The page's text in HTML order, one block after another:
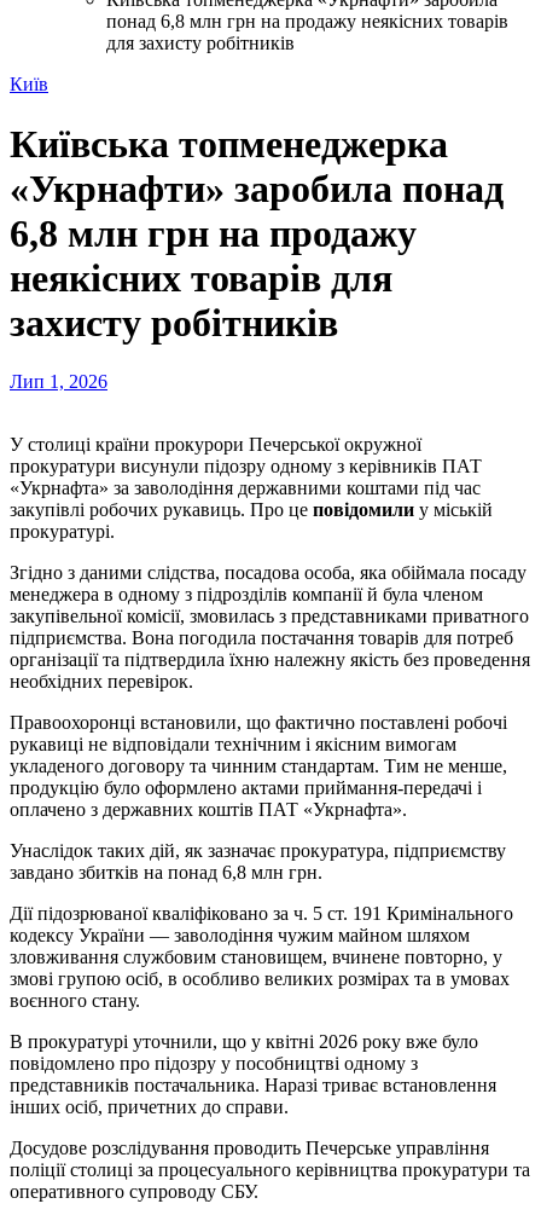
понад 6,8 млн грн на продажу неякісних товарів
для захисту робітників
Київ
Київська топменеджерка
«Укрнафти» заробила понад
6,8 млн грн на продажу
неякісних товарів для
захисту робітників
Лип 1, 2026
У столиці країни прокурори Печерської окружної
прокуратури висунули підозру одному з керівників ПАТ
«Укрнафта» за заволодіння державними коштами під час
закупівлі робочих рукавиць. Про це повідомили у міській
прокуратурі.
Згідно з даними слідства, посадова особа, яка обіймала посаду
менеджера в одному з підрозділів компанії й була членом
закупівельної комісії, змовилась з представниками приватного
підприємства. Вона погодила постачання товарів для потреб
організації та підтвердила їхню належну якість без проведення
необхідних перевірок.
Правоохоронці встановили, що фактично поставлені робочі
рукавиці не відповідали технічним і якісним вимогам
укладеного договору та чинним стандартам. Тим не менше,
продукцію було оформлено актами приймання-передачі і
оплачено з державних коштів ПАТ «Укрнафта».
Унаслідок таких дій, як зазначає прокуратура, підприємству
завдано збитків на понад 6,8 млн грн.
Дії підозрюваної кваліфіковано за ч. 5 ст. 191 Кримінального
кодексу України — заволодіння чужим майном шляхом
зловживання службовим становищем, вчинене повторно, у
змові групою осіб, в особливо великих розмірах та в умовах
воєнного стану.
В прокуратурі уточнили, що у квітні 2026 року вже було
повідомлено про підозру у пособництві одному з
представників постачальника. Наразі триває встановлення
інших осіб, причетних до справи.
Досудове розслідування проводить Печерське управління
поліції столиці за процесуального керівництва прокуратури та
оперативного супроводу СБУ.